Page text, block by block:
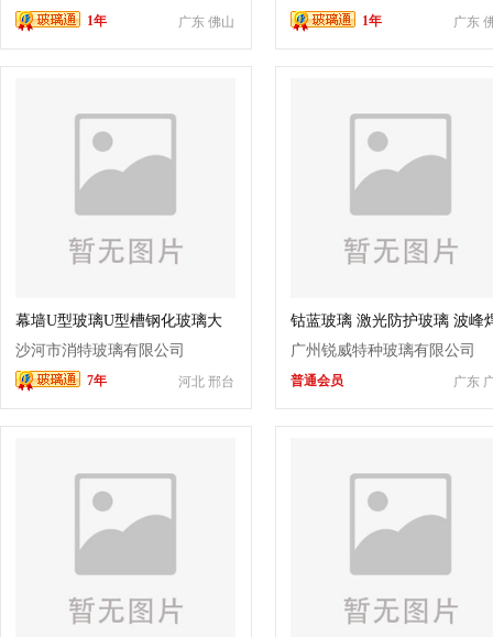
广东 佛山
1年 广东
1年
幕墙U型玻璃U型槽钢化玻璃大
波浪U型玻璃
沙河市消特玻璃有限公司
河北 邢台
7年
钴蓝玻璃 激光防护玻璃 波峰
玻璃 烤箱玻璃定制
广州锐威特种玻璃有限公司
广东
普通会员